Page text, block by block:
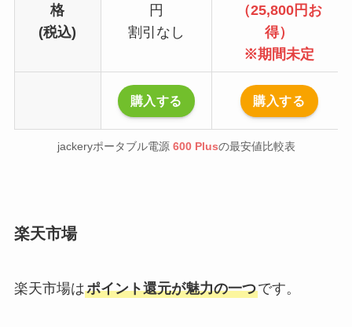
格
(税込)
円
割引なし
（25,800円お
得）
※期間未定
購入する 購入する
jackeryポータブル電源 600 Plusの最安値比較表
楽天市場
楽天市場はポイント還元が魅力の一つです。